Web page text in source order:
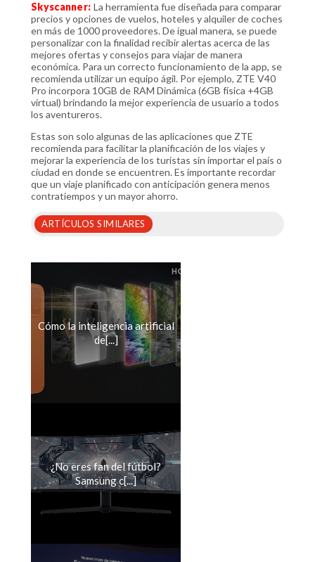
Skyscanner: La herramienta fue diseñada para comparar
precios y opciones de vuelos, hoteles y alquiler de coches
en más de 1000 proveedores. De igual manera, se puede
personalizar con la finalidad recibir alertas acerca de las
mejores ofertas y consejos para viajar de manera
económica. Para un correcto funcionamiento de la app, se
recomienda utilizar un equipo ágil. Por ejemplo, ZTE V40
Pro incorpora 10GB de RAM Dinámica (6GB física +4GB
virtual) brindando la mejor experiencia de usuario a todos
los aventureros.
Estas son solo algunas de las aplicaciones que ZTE
recomienda para facilitar la planificación de los viajes y
mejorar la experiencia de los turistas sin importar el país o
ciudad en donde se encuentren. Es importante recordar
que un viaje planificado con anticipación genera menos
contratiempos y un mayor ahorro.
ARTÍCULOS SIMILARES
Cómo la inteligencia artificial
de[...]
¿No eres fan del fútbol?
Samsung c[...]